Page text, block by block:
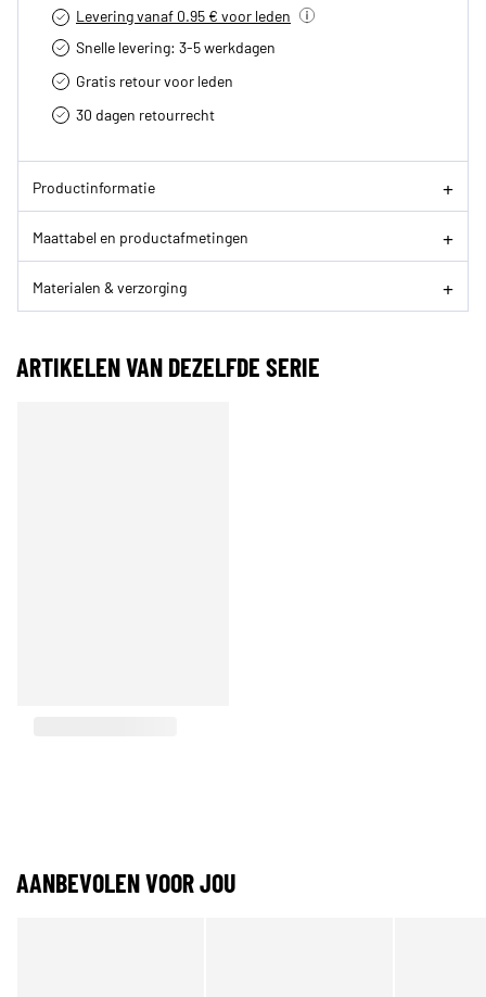
Levering vanaf 0.95 € voor leden
Snelle levering: 3-5 werkdagen
Gratis retour voor leden
30 dagen retourrecht­
Productinformatie
Maattabel en productafmetingen
Materialen & verzorging
ARTIKELEN VAN DEZELFDE SERIE
AANBEVOLEN VOOR JOU